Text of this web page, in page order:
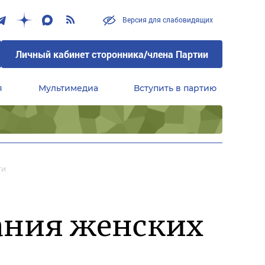
Версия для слабовидящих
Личный кабинет сторонника/члена Партии
Мультимедиа Вступить в партию
женских